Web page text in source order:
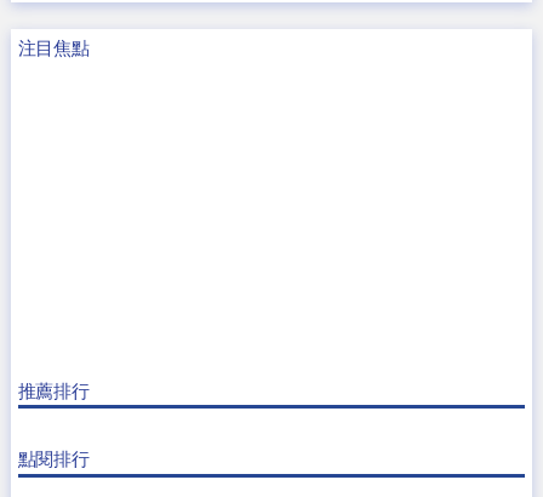
注目焦點
推薦排行
點閱排行